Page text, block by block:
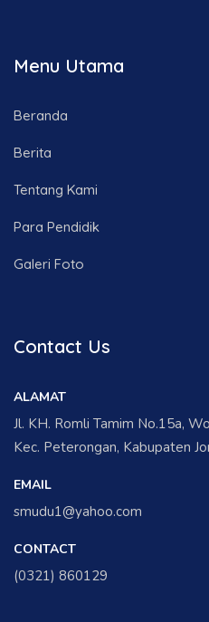
Menu Utama
Beranda
Berita
Tentang Kami
Para Pendidik
Galeri Foto
Contact Us
ALAMAT
Jl. KH. Romli Tamim No.15a,
Kec. Peterongan, Kabupaten
EMAIL
smudu1@yahoo.com
CONTACT
(0321) 860129